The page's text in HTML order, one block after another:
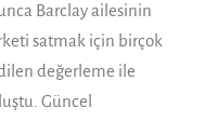
Barclay ailesinin
satmak için birçok
değerleme ile
Güncel